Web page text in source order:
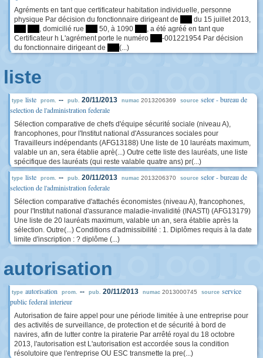
Agréments en tant que certificateur habitation individuelle, personne
physique Par décision du fonctionnaire dirigeant de
du 15 juillet 2013,
, domicilié rue 50, à 1090
, a été agréé en tant que
Certificateur h L'agrément porte le numéro
-001221954 Par décision
du fonctionnaire dirigeant de
(...)
liste
type liste prom. -- pub. 20/11/2013 numac 2013206369 source selor - bureau de
selection de l'administration federale
Sélection comparative de chefs d'équipe sécurité sociale (niveau A),
francophones, pour l'Institut national d'Assurances sociales pour
Travailleurs indépendants (AFG13188) Une liste de 10 lauréats maximum,
valable un an, sera établie aprè(...) Outre cette liste des lauréats, une liste
spécifique des lauréats (qui reste valable quatre ans) pr(...)
type liste prom. -- pub. 20/11/2013 numac 2013206370 source selor - bureau de
selection de l'administration federale
Sélection comparative d'attachés économistes (niveau A), francophones,
pour l'Institut national d'assurance maladie-invalidité (INASTI) (AFG13179)
Une liste de 20 lauréats maximum, valable un an, sera établie après la
sélection. Outre(...) Conditions d'admissibilité : 1. Diplômes requis à la date
limite d'inscription : ? diplôme (...)
autorisation
type autorisation prom. -- pub. 20/11/2013 numac 2013000745 source service
public federal interieur
Autorisation de faire appel pour une période limitée à une entreprise pour
des activités de surveillance, de protection et de sécurité à bord de
navires, afin de lutter contre la piraterie Par arrêté royal du 18 octobre
2013, l'autorisation est L'autorisation est accordée sous la condition
résolutoire que l'entreprise OU ESC transmette la pre(...)